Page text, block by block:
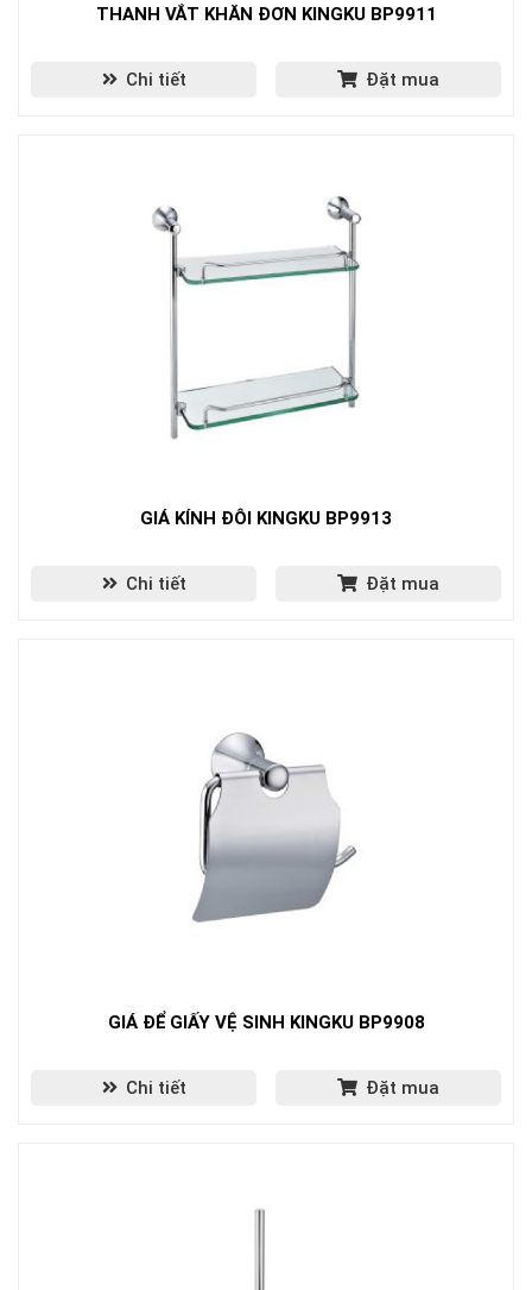
THANH VẮT KHĂN ĐƠN KINGKU BP9911
Chi tiết Đặt mua
GIÁ KÍNH ĐÔI KINGKU BP9913
Chi tiết Đặt mua
GIÁ ĐỂ GIẤY VỆ SINH KINGKU BP9908
Chi tiết Đặt mua